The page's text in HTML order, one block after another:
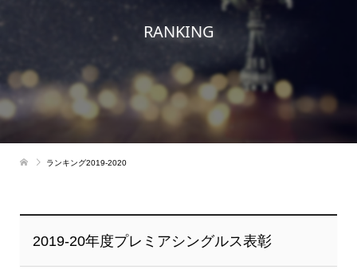
RANKING
ランキング2019-2020
2019-20年度プレミアシングルス表彰